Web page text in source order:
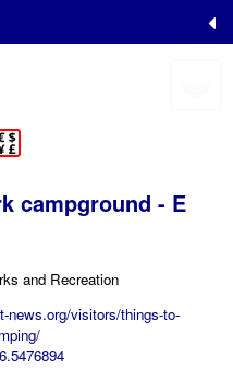
campground - E
and Recreation
news.org/visitors/things-to-